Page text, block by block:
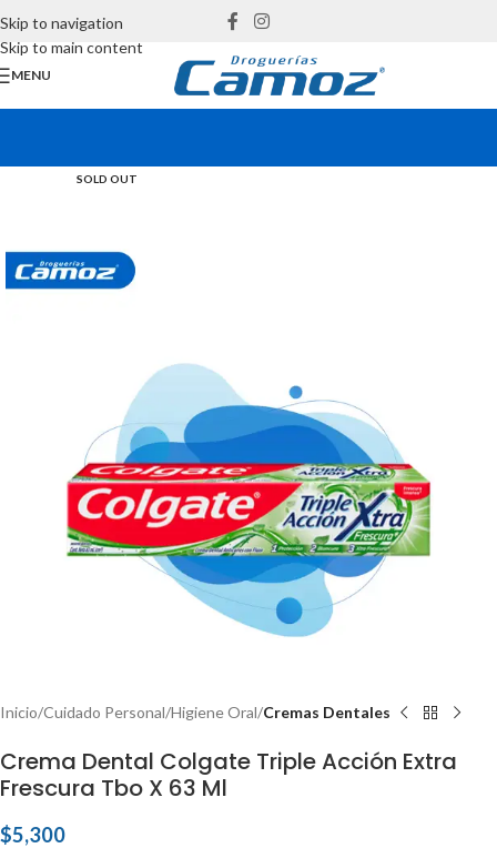
Skip to navigation
Skip to main content
MENU
SOLD OUT
Inicio Cuidado Personal Higiene Oral Cremas Dentales
Crema Dental Colgate Triple Acción Extra
Frescura Tbo X 63 Ml
$5,300